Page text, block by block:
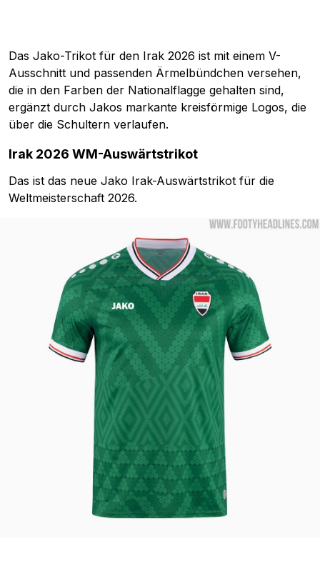
Das Jako-Trikot für den Irak 2026 ist mit einem V-
Ausschnitt und passenden Ärmelbündchen versehen,
die in den Farben der Nationalflagge gehalten sind,
ergänzt durch Jakos markante kreisförmige Logos, die
über die Schultern verlaufen.
Irak 2026 WM-Auswärtstrikot
Das ist das neue Jako Irak-Auswärtstrikot für die
Weltmeisterschaft 2026.